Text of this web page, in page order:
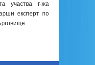
участва г-жа
експерт по